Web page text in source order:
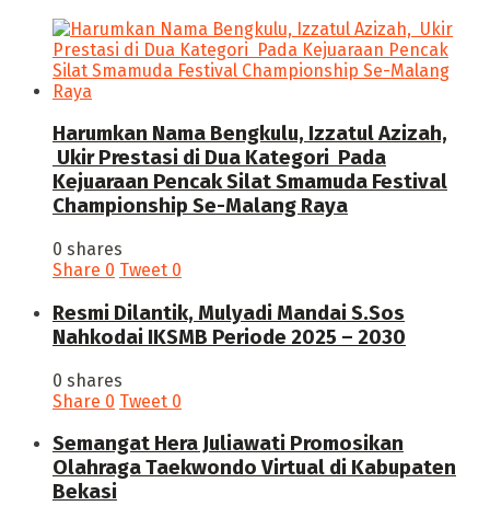
Harumkan Nama Bengkulu, Izzatul Azizah,
Ukir Prestasi di Dua Kategori Pada
Kejuaraan Pencak Silat Smamuda Festival
Championship Se-Malang Raya
0 shares
Share 0 Tweet 0
Resmi Dilantik, Mulyadi Mandai S.Sos
Nahkodai IKSMB Periode 2025 – 2030
0 shares
Share 0 Tweet 0
Semangat Hera Juliawati Promosikan
Olahraga Taekwondo Virtual di Kabupaten
Bekasi